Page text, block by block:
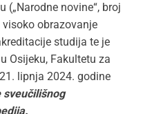
novine“, broj
obrazovanje
studija te je
Osijeku, Fakultetu za
lipnja 2024. godine
sveučilišnog
.